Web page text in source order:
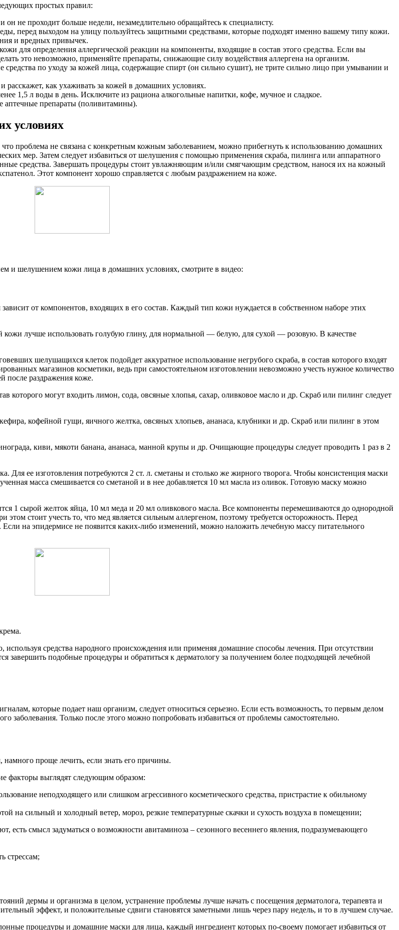
простых правил:
не проходит больше недели, незамедлительно обращайтесь к специалисту.
перед выходом на улицу пользуйтесь защитными средствами, которые подходят именно вашему типу кожи.
и вредных привычек.
для определения аллергической реакции на компоненты, входящие в состав этого средства. Если вы
это невозможно, применяйте препараты, снижающие силу воздействия аллергена на организм.
средства по уходу за кожей лица, содержащие спирт (он сильно сушит), не трите сильно лицо при умывании и
расскажет, как ухаживать за кожей в домашних условиях.
1,5 л воды в день. Исключите из рациона алкогольные напитки, кофе, мучное и сладкое.
аптечные препараты (поливитамины).
условиях
проблема не связана с конкретным кожным заболеванием, можно прибегнуть к использованию домашних
мер. Затем следует избавиться от шелушения с помощью применения скраба, пилинга или аппаратного
средства. Завершать процедуры стоит увлажняющим и/или смягчающим средством, нанося их на кожный
Этот компонент хорошо справляется с любым раздражением на коже.
и шелушением кожи лица в домашних условиях, смотрите в видео:
от компонентов, входящих в его состав. Каждый тип кожи нуждается в собственном наборе этих
лучше использовать голубую глину, для нормальной — белую, для сухой — розовую. В качестве
шелушащихся клеток подойдет аккуратное использование негрубого скраба, в состав которого входят
магазинов косметики, ведь при самостоятельном изготовлении невозможно учесть нужное количество
после раздражения коже.
которого могут входить лимон, сода, овсяные хлопья, сахар, оливковое масло и др. Скраб или пилинг следует
кофейной гущи, яичного желтка, овсяных хлопьев, ананаса, клубники и др. Скраб или пилинг в этом
киви, мякоти банана, ананаса, манной крупы и др. Очищающие процедуры следует проводить 1 раз в 2
Для ее изготовления потребуются 2 ст. л. сметаны и столько же жирного творога. Чтобы консистенция маски
масса смешивается со сметаной и в нее добавляется 10 мл масла из оливок. Готовую маску можно
1 сырой желток яйца, 10 мл меда и 20 мл оливкового масла. Все компоненты перемешиваются до однородной
стоит учесть то, что мед является сильным аллергеном, поэтому требуется осторожность. Перед
на эпидермисе не появится каких-либо изменений, можно наложить лечебную массу питательного
средства народного происхождения или применяя домашние способы лечения. При отсутствии
завершить подобные процедуры и обратиться к дерматологу за получением более подходящей лечебной
которые подает наш организм, следует относиться серьезно. Если есть возможность, то первым делом
заболевания. Только после этого можно попробовать избавиться от проблемы самостоятельно.
проще лечить, если знать его причины.
факторы выглядят следующим образом:
неподходящего или слишком агрессивного косметического средства, пристрастие к обильному
на сильный и холодный ветер, мороз, резкие температурные скачки и сухость воздуха в помещении;
смысл задуматься о возможности авитаминоза – сезонного весеннего явления, подразумевающего
стрессам;
дермы и организма в целом, устранение проблемы лучше начать с посещения дерматолога, терапевта и
эффект, и положительные сдвиги становятся заметными лишь через пару недель, и то в лучшем случае.
процедуры и домашние маски для лица, каждый ингредиент которых по-своему помогает избавиться от